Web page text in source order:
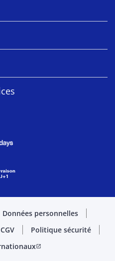
Données personnelles
CGV
Politique sécurité
open_in_new